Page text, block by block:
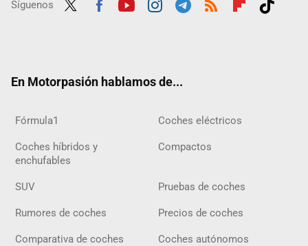
Síguenos
En Motorpasión hablamos de...
Fórmula1 Coches eléctricos
Coches híbridos y
enchufables
Compactos
SUV Pruebas de coches
Rumores de coches Precios de coches
Comparativa de coches Coches autónomos